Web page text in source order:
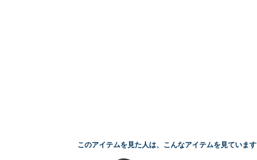
このアイテムを見た人は、こんなアイテムを見ています